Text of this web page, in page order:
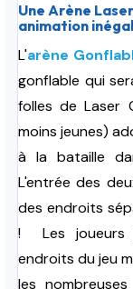
Une Arène
animation
L'arène
gonflable qui
folles de Laser
moins jeunes)
à la bataille
L'entrée des
des endroits
! Les joueurs
endroits du jeu
les